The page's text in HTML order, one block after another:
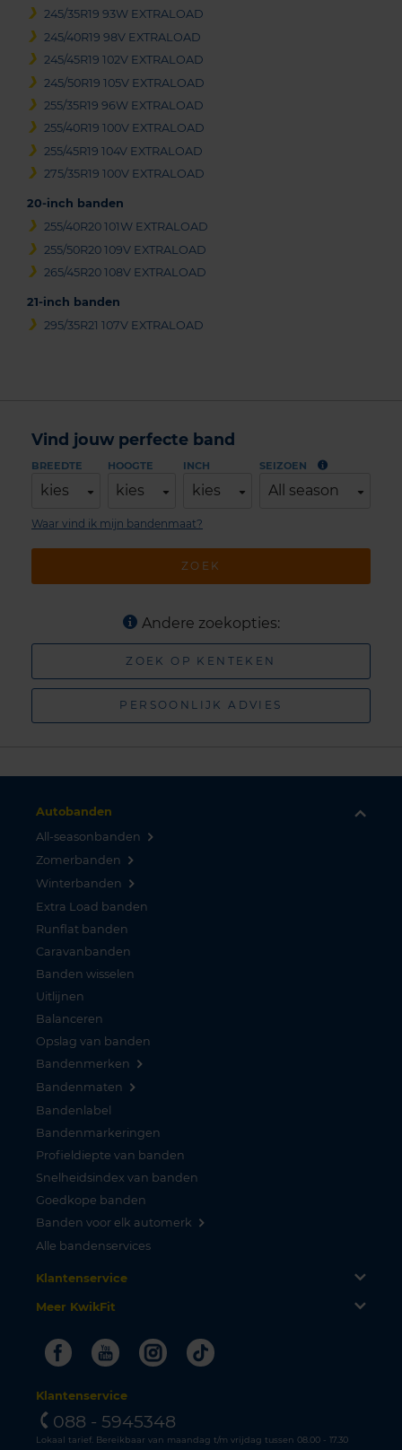
245/35R19 93W EXTRALOAD
245/40R19 98V EXTRALOAD
245/45R19 102V EXTRALOAD
245/50R19 105V EXTRALOAD
255/35R19 96W EXTRALOAD
255/40R19 100V EXTRALOAD
255/45R19 104V EXTRALOAD
275/35R19 100V EXTRALOAD
20-inch banden
255/40R20 101W EXTRALOAD
255/50R20 109V EXTRALOAD
265/45R20 108V EXTRALOAD
21-inch banden
295/35R21 107V EXTRALOAD
Vind jouw perfecte band
BREEDTE
kies
HOOGTE
kies
INCH
kies
SEIZOEN
All season
ZOEK
Waar vind ik mijn bandenmaat?
Andere zoekopties:
ZOEK OP KENTEKEN
PERSOONLIJK ADVIES
Autobanden
All-seasonbanden
Zomerbanden
Winterbanden
Extra Load banden
Runflat banden
Caravanbanden
Banden wisselen
Uitlijnen
Balanceren
Opslag van banden
Bandenmerken
Bandenmaten
Bandenlabel
Bandenmarkeringen
Profieldiepte van banden
Snelheidsindex van banden
Goedkope banden
Banden voor elk automerk
Alle bandenservices
Klantenservice
Meer KwikFit
FacebookYoutubeInstagram
Tiktok
Klantenservice
088 - 5945348
Lokaal tarief. Bereikbaar van maandag t/m vrijdag tussen 08.00 - 17.30